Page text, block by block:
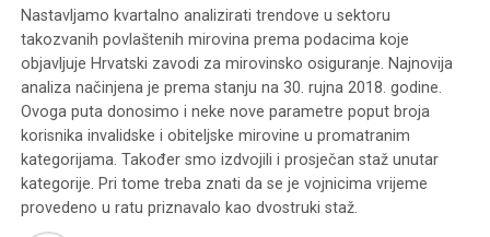
Nastavljamo kvartalno analizirati trendove u sektoru
takozvanih povlaštenih mirovina prema podacima koje
objavljuje Hrvatski zavodi za mirovinsko osiguranje. Najnovija
analiza načinjena je prema stanju na 30. rujna 2018. godine.
Ovoga puta donosimo i neke nove parametre poput broja
korisnika invalidske i obiteljske mirovine u promatranim
kategorijama. Također smo izdvojili i prosječan staž unutar
kategorije. Pri tome treba znati da se je vojnicima vrijeme
provedeno u ratu priznavalo kao dvostruki staž.